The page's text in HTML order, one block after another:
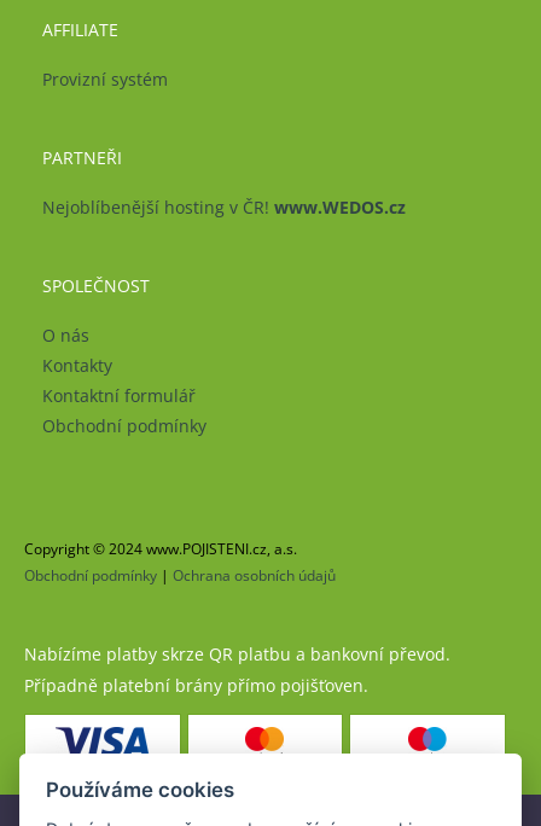
AFFILIATE
Provizní systém
PARTNEŘI
Nejoblíbenější hosting v ČR! www.WEDOS.cz
SPOLEČNOST
O nás
Kontakty
Kontaktní formulář
Obchodní podmínky
Copyright © 2024 www.POJISTENI.cz, a.s.
Obchodní podmínky | Ochrana osobních údajů
Nabízíme platby skrze QR platbu a bankovní převod.
Případně platební brány přímo pojišťoven.
Používáme cookies